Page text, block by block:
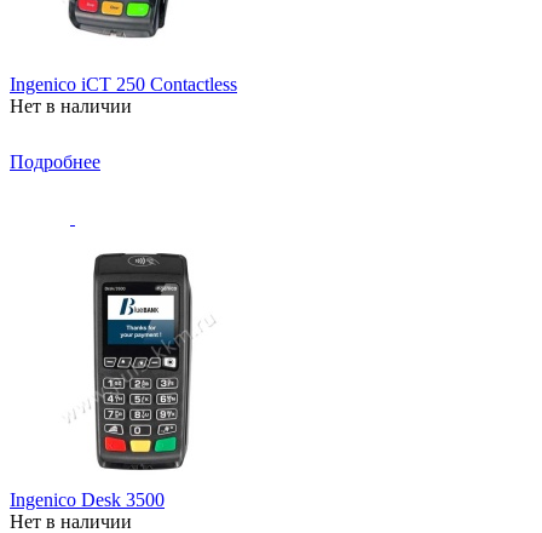
Ingenico iCT 250 Contactless
Нет в наличии
Подробнее
Ingenico Desk 3500
Нет в наличии